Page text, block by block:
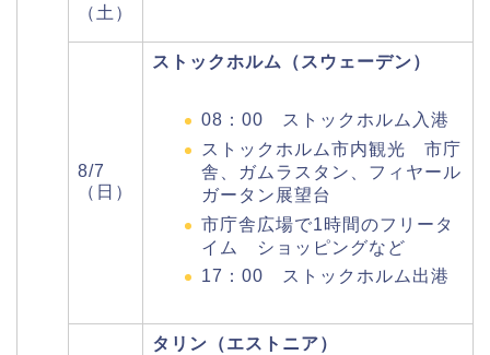
（土）
8/7
（日）
ストックホルム（スウェーデン）
08：00 ストックホルム入港
ストックホルム市内観光 市庁
舎、ガムラスタン、フィヤール
ガータン展望台
市庁舎広場で1時間のフリータ
イム ショッピングなど
17：00 ストックホルム出港
タリン（エストニア）